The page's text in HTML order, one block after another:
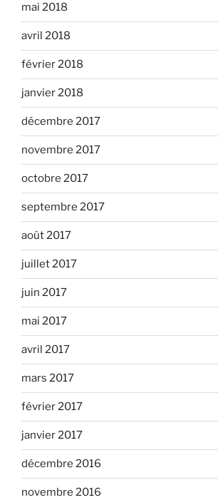
mai 2018
avril 2018
février 2018
janvier 2018
décembre 2017
novembre 2017
octobre 2017
septembre 2017
août 2017
juillet 2017
juin 2017
mai 2017
avril 2017
mars 2017
février 2017
janvier 2017
décembre 2016
novembre 2016